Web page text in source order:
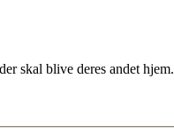
skal blive deres andet hjem.